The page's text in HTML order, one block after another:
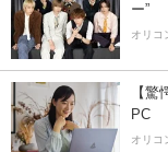
ー”
オリコ
【
PC
オリコ